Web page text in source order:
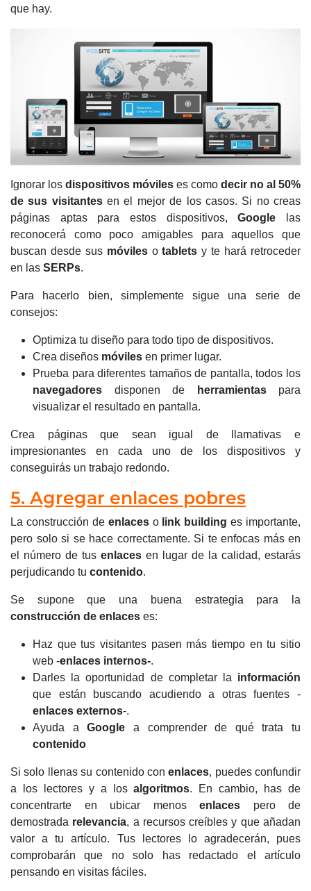
que hay.
Ignorar los dispositivos móviles es como decir no al 50%
de sus visitantesen el mejor de los casos. Si no creas
páginas aptas para estos dispositivos,Google las
reconocerá como poco amigables para aquellos que
buscan desde sus móvilesotablets y te hará retroceder
en las SERPs.
Para hacerlo bien, simplemente sigue una serie de
consejos:
Optimiza tu diseño para todo tipo de dispositivos.
Crea diseños móviles en primer lugar.
Prueba para diferentes tamaños de pantalla, todos los
navegadores disponen de herramientaspara
visualizar el resultado en pantalla.
Crea páginas que sean igual de llamativas e
impresionantes en cada uno de los dispositivos y
conseguirás un trabajo redondo.
5. Agregar enlaces pobres
La construcción de enlaceso link building es importante,
pero solo si se hace correctamente. Si te enfocas más en
el número de tus enlaces en lugar de la calidad, estarás
perjudicando tu contenido.
Se supone que una buena estrategia para la
construcción de enlaces es:
Haz que tus visitantes pasen más tiempo en tu sitio
web -enlaces internos-.
Darles la oportunidad de completar la información
que están buscando acudiendo a otras fuentes -
enlaces externos-.
Ayuda aGoogle a comprender de qué trata tu
contenido
Si solo llenas su contenido conenlaces, puedes confundir
a los lectores y a losalgoritmos. En cambio, has de
concentrarte en ubicar menos enlaces pero de
demostrada relevancia, a recursos creíbles y que añadan
valor a tu artículo. Tus lectores lo agradecerán, pues
comprobarán que no solo has redactado el artículo
pensando en visitas fáciles.